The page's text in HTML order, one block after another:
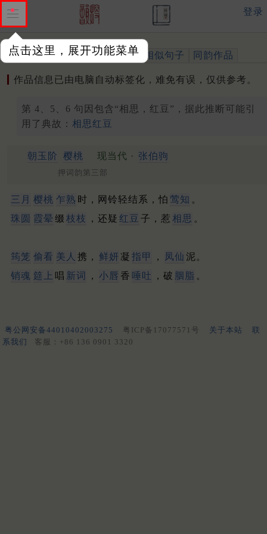
点击这里，展开功能菜单
登录
作品 标注四声 出处、引用 相似句子 同韵作品
作品信息已由电脑自动标签化，难免有误，仅供参考。
第 4、5、6 句因包含“相思，红豆”，据此推断可能引
用了典故： 相思红豆
朝玉阶 樱桃 现当代 · 张伯驹
押词韵第三部
三月 樱桃 乍熟 时，网铃轻结系，怕 莺知 。
珠圆
霞晕 缀 枝枝 ，还疑 红豆 子，惹 相思 。
筠笼 偷看 美人 携， 鲜妍 凝 指甲 ， 凤仙 泥。
销魂 筵上 唱 新词 ， 小唇 香 唾吐 ，破 胭脂 。
粤公网安备44010402003275 粤ICP备17077571号 关于本站
联
系我们
客服：+86 136 0901 3320